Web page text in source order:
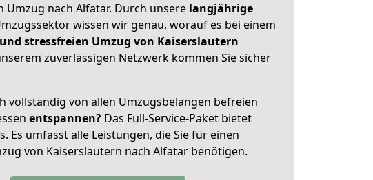
Umzug nach Alfatar. Durch unsere langjährige
wissen wir genau, worauf es bei einem
stressfreien Umzug von Kaiserslautern
zuverlässigen Netzwerk kommen Sie sicher
vollständig von allen Umzugsbelangen befreien
entspannen? Das Full-Service-Paket bietet
Es umfasst alle Leistungen, die Sie für einen
von Kaiserslautern nach Alfatar benötigen.